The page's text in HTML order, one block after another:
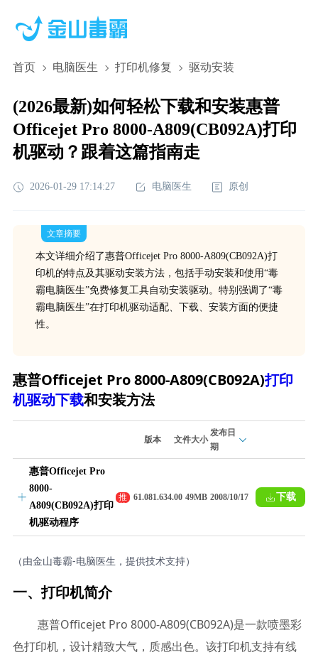
首页 电脑医生 打印机修复 驱动安装
(2026最新)如何轻松下载和安装惠普
Officejet Pro 8000-A809(CB092A)打印
机驱动？跟着这篇指南走
2026-01-29 17:14:27 电脑医生 原创
文章摘要
本文详细介绍了惠普Officejet Pro 8000-A809(CB092A)打
印机的特点及其驱动安装方法，包括手动安装和使用“毒
霸电脑医生”免费修复工具自动安装驱动。特别强调了“毒
霸电脑医生”在打印机驱动适配、下载、安装方面的便捷
性。
惠普Officejet Pro 8000-A809(CB092A)打印
机驱动下载和安装方法
版本 文件大小
发布日
期
惠普Officejet Pro
8000-
A809(CB092A)打印
机驱动程序
推
荐
61.081.634.00 49MB 2008/10/17 下载
（由金山毒霸-电脑医生，提供技术支持）
一、打印机简介
惠普Officejet Pro 8000-A809(CB092A)是一款喷墨彩
色打印机，设计精致大气，质感出色。该打印机支持有线